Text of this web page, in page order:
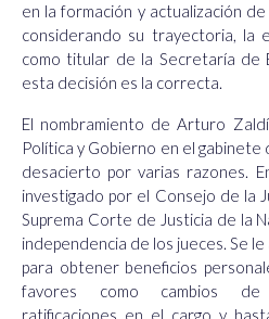
en la formación y actualización
considerando su trayectoria, la
como titular de la Secretaría de
esta decisión es la correcta.
El nombramiento de Arturo
Política y Gobierno en el gabinete
desacierto por varias razones.
investigado por el Consejo de la
Suprema Corte de Justicia de la
independencia de los jueces. Se
para obtener beneficios
favores como cambios de
ratificaciones en el cargo y